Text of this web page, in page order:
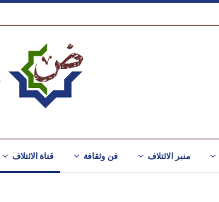
منبر الائتلاف فن وثقافة قناة الائتلاف